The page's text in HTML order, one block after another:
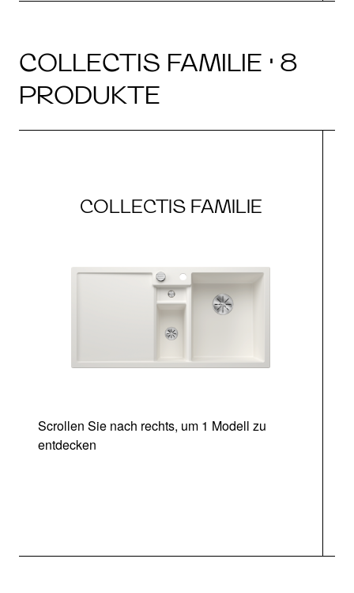
COLLECTIS FAMILIE · 8
PRODUKTE
COLLECTIS FAMILIE
Scrollen Sie nach rechts, um 1 Modell zu
entdecken